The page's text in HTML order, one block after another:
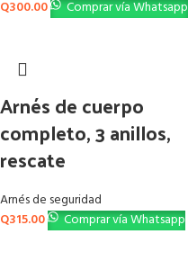
Q300.00 Comprar vía Whatsapp
Arnés de cuerpo
completo, 3 anillos,
rescate
Arnés de seguridad
Q315.00 Comprar vía Whatsapp